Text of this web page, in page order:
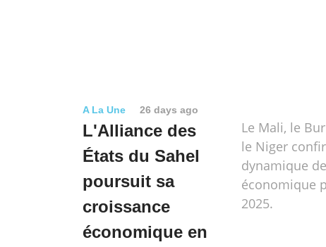
A La Une 26 days ago
L'Alliance des
États du Sahel
poursuit sa
croissance
économique en
Le Mali, le
le Niger
dynamique
économique
2025.